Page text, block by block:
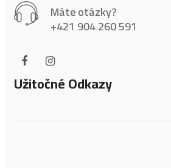
Máte otázky?
+421 904 260 591
Užitočné Odkazy